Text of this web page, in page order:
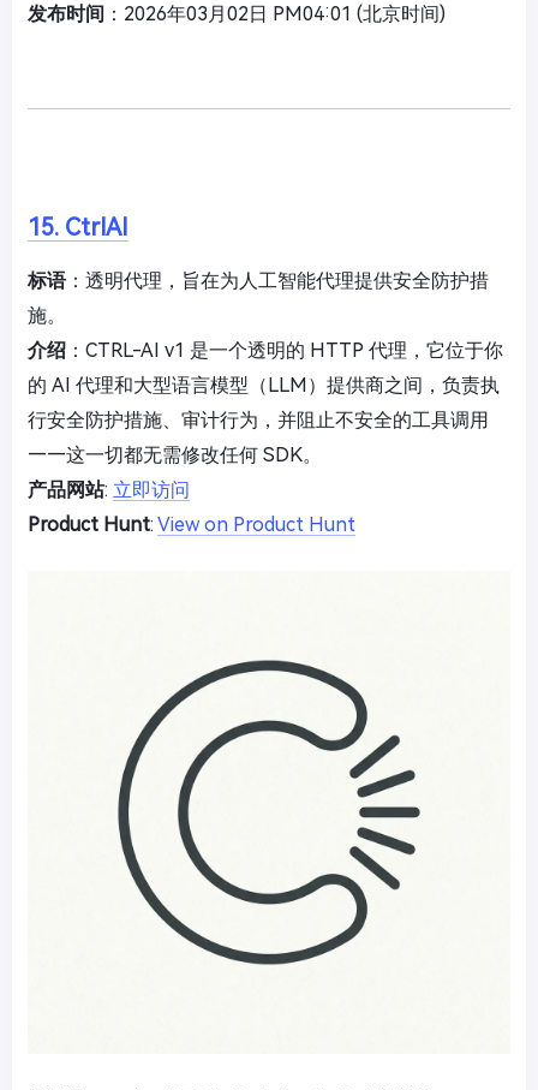
发布时间 ：2026年03月02日 PM04:01 (北京时间)
15. CtrlAI
标语：透明代理，旨在为人工智能代理提供安全防护措
施。
介绍 ：CTRL-AI v1 是一个透明的 HTTP 代理，它位于你
的 AI 代理和大型语言模型（LLM）提供商之间，负责执
行安全防护措施、审计行为，并阻止不安全的工具调用
——这一切都无需修改任何 SDK。
产品网站: 立即访问
Product Hunt: View on Product Hunt